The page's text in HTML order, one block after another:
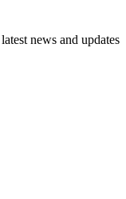
news and updates